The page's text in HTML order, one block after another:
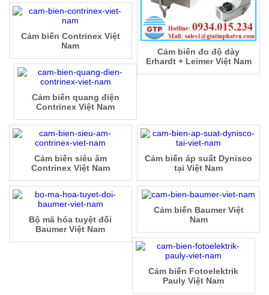
Cảm biến đo độ dày
Erhardt + Leimer Việt Nam
Cảm biến Contrinex Việt
Nam
Cảm biến quang điện
Contrinex Việt Nam
Cảm biến siêu âm
Contrinex Việt Nam
Cảm biến áp suất Dynisco
tại Việt Nam
Bộ mã hóa tuyệt đối
Baumer Việt Nam
Cảm biến Baumer Việt
Nam
Cảm biến Fotoelektrik
Pauly Việt Nam